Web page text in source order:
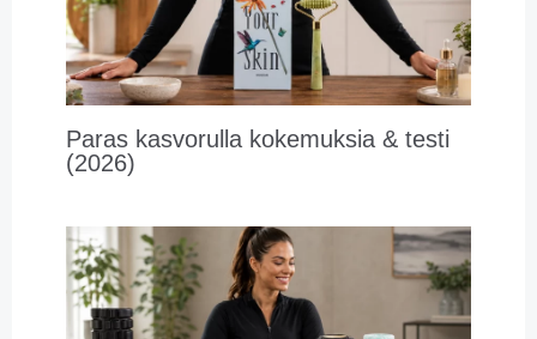
Paras kasvorulla kokemuksia & testi
(2026)